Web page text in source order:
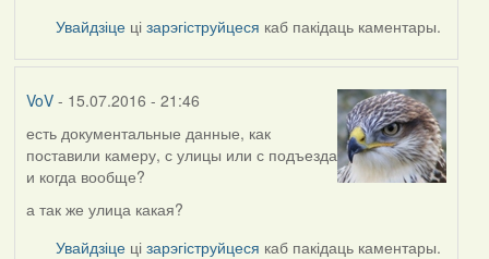
Увайдзіце цізарэгіструйцеся каб пакідаць каментары.
VoV- 15.07.2016 - 21:46
есть документальные данные, как
поставили камеру, с улицы или с подъезда
и когда вообще?
а так же улица какая?
Увайдзіце цізарэгіструйцеся каб пакідаць каментары.